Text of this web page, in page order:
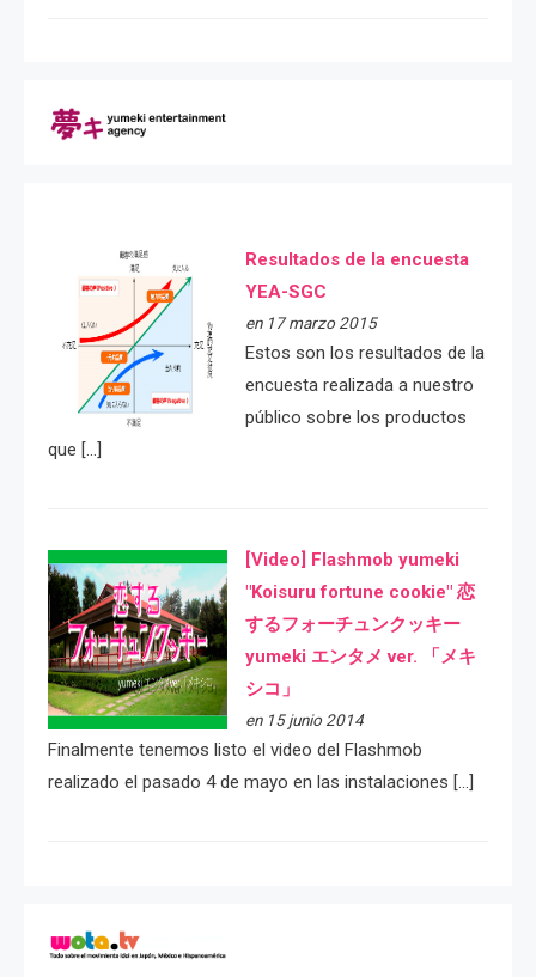
Resultados de la encuesta
YEA-SGC
en 17 marzo 2015
Estos son los resultados de la
encuesta realizada a nuestro
público sobre los productos
que […]
[Video] Flashmob yumeki
"Koisuru fortune cookie" 恋
するフォーチュンクッキー
yumeki エンタメ ver. 「メキ
シコ」
en 15 junio 2014
Finalmente tenemos listo el video del Flashmob
realizado el pasado 4 de mayo en las instalaciones […]